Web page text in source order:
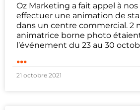
Oz Marketing a fait appel à
effectuer une animation de
dans un centre commercial. 2
animatrice borne photo
l’événement du 23 au 30
...
21 octobre 2021